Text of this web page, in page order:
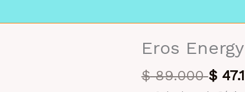
Eros
$89.000 $